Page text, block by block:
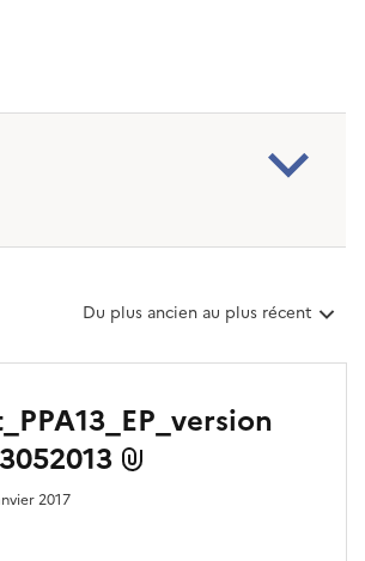
T
i
r
l
e
Du plus ancien au plus récent
2017